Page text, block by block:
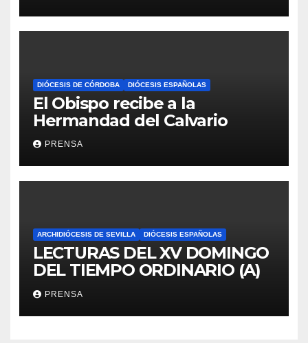
DIÓCESIS DE CÓRDOBA DIÓCESIS ESPAÑOLAS
El Obispo recibe a la
Hermandad del Calvario
PRENSA
ARCHIDIÓCESIS DE SEVILLA DIÓCESIS ESPAÑOLAS
LECTURAS DEL XV DOMINGO
DEL TIEMPO ORDINARIO (A)
PRENSA